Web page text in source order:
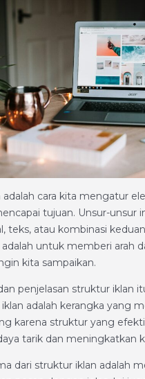
adalah cara kita mengatur
tujuan. Unsur-unsur
teks, atau kombinasi
untuk memberi arah
kita sampaikan.
penjelasan struktur iklan
iklan adalah kerangka yang
karena struktur yang
tarik dan meningkatkan
dari struktur iklan adalah